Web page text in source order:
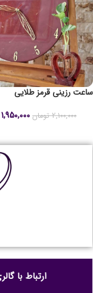
ساعت رزینی قرمز طلایی
2,100,000 تومان 1,950,000
ارتباط با